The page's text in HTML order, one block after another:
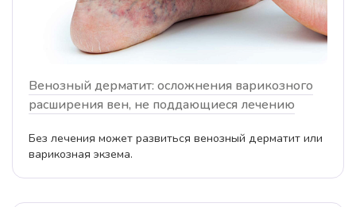
Венозный дерматит: осложнения варикозного
расширения вен, не поддающиеся лечению
Без лечения может развиться венозный дерматит или
варикозная экзема.